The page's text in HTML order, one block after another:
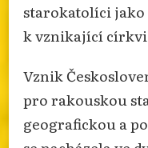
starokatolíci
k vznikající církvi
Vznik
pro rakouskou
geografickou a